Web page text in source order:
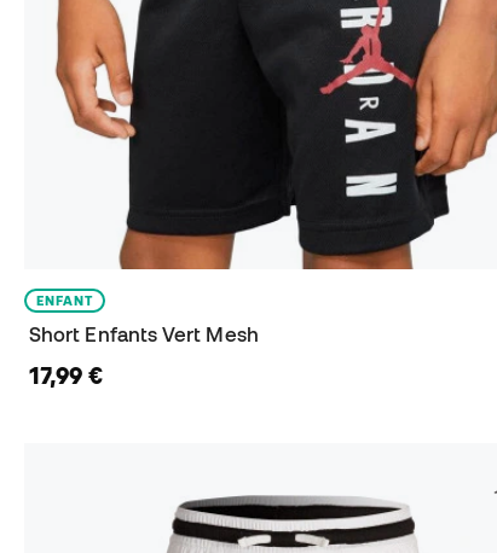
ENFANT
Short Enfants Vert Mesh
17,99 €